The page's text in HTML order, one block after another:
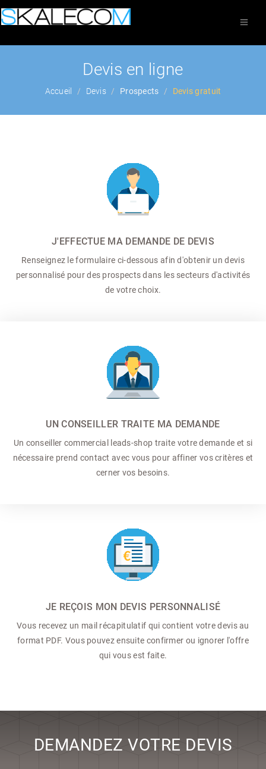
Devis en ligne
Accueil Devis Prospects Devis gratuit
J'EFFECTUE MA DEMANDE DE DEVIS
Renseignez le formulaire ci-dessous afin d'obtenir un devis
personnalisé pour des prospects dans les secteurs d'activités
de votre choix.
UN CONSEILLER TRAITE MA DEMANDE
Un conseiller commercial
leads-shop traite votre demande et si
nécessaire prend contact avec vous pour affiner vos critères et
cerner vos besoins.
JE REÇOIS MON DEVIS PERSONNALISÉ
Vous recevez un mail récapitulatif qui contient votre devis au
format PDF. Vous pouvez ensuite confirmer ou ignorer l'offre
qui vous est faite.
DEMANDEZ VOTRE DEVIS